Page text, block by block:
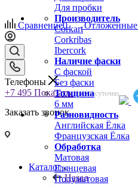
Для пробки
Производитель
Corkart
Corkribas
Ibercork
Наличие фаски
С фаской
Без фаски
Толщина
6 мм
Разновидность
Английская Ёлка
Французская Ёлка
Обработка
Матовая
Глянцевая
Полуматовая
Сравнение0 Отложенные
Телефоны
+7 495 Показать Круглосуточно
Заказать звонок
Каталог
Назад